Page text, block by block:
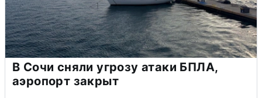
В Сочи сняли угрозу атаки БПЛА,
аэропорт закрыт